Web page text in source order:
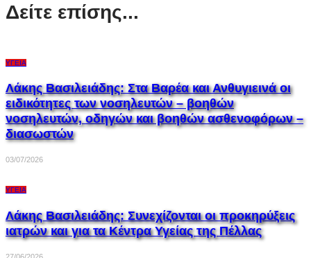
Δείτε επίσης...
ΥΓΕΊΑ
Λάκης Βασιλειάδης: Στα Βαρέα και Ανθυγιεινά οι
ειδικότητες των νοσηλευτών – βοηθών
νοσηλευτών, οδηγών και βοηθών ασθενοφόρων –
διασωστών
03/07/2026
ΥΓΕΊΑ
Λάκης Βασιλειάδης: Συνεχίζονται οι προκηρύξεις
ιατρών και για τα Κέντρα Υγείας της Πέλλας